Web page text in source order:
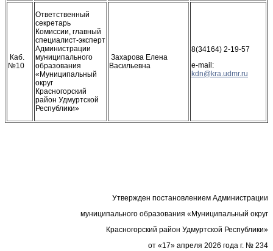
Каб.
№10
Ответственный
секретарь
Комиссии, главный
специалист-эксперт
Администрации
муниципального
образования
«Муниципальный
округ
Красногорский
район Удмуртской
Республики»
Захарова Елена
Васильевна
8(34164) 2-19-57
e-mail:
Утвержден постановлением Администрации
муниципального образования «Муниципальный округ
Красногорский район Удмуртской Республики»
от «17» апреля 2026 года г. № 234